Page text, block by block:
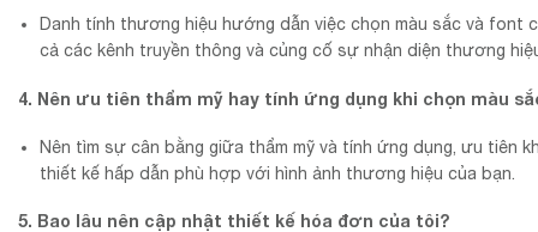
Danh tính thương hiệu hướng dẫn việc chọn màu sắc và font
cả các kênh truyền thông và củng cố sự nhận diện thương
4. Nên ưu tiên thẩm mỹ hay tính ứng dụng khi chọn màu
Nên tìm sự cân bằng giữa thẩm mỹ và tính ứng dụng, ưu tiên
thiết kế hấp dẫn phù hợp với hình ảnh thương hiệu của bạn.
5. Bao lâu nên cập nhật thiết kế hóa đơn của tôi?